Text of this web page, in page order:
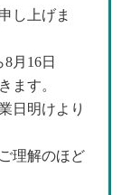
し上げま
月16日
ます。
日明けより
理解のほど